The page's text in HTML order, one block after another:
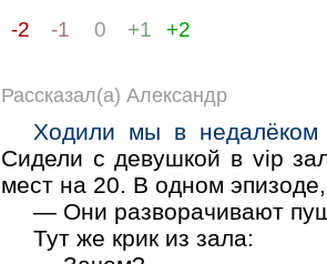
-2 -1 0 +1 +2
Рассказал(а) Александр
Ходили мы в
Сидели с девушкой в vip
мест на 20. В одном
— Они разворачивают
Тут же крик из зала: